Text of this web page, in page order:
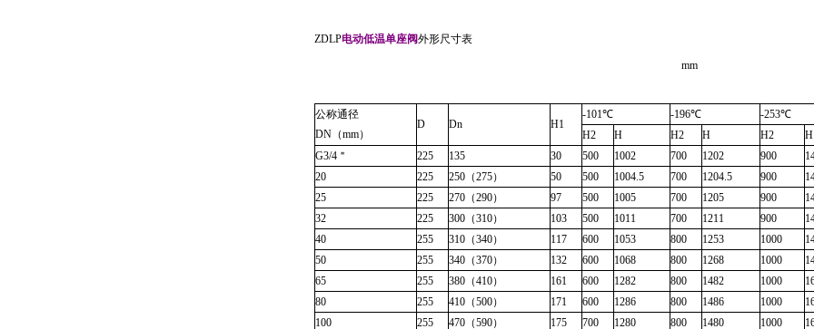
ZDLP电动低温单座阀外形尺寸表
mm
公称通径
DN （mm）
D Dn H1
-101℃ -196℃ -253℃
H2
H H2 H H2
H
G3/4 ＂ 225 135 30 500 1002 700 1202 900
20
225 250 （275） 50 500 1004.5 700 1204.5 900
25
225 270 （290） 97 500 1005 700 1205 900
32
225 300 （310） 103 500 1011 700 1211 900
40
255 310 （340） 117 600 1053 800 1253 1000
50
255 340 （370） 132 600 1068 800 1268 1000
65
255 380 （410） 161 600 1282 800 1482 1000
80
255 410 （500） 171 600 1286 800 1486 1000
100
255 470 （590） 175 700 1280 800 1480 1000